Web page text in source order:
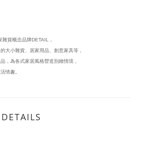
貨概念品牌DETAIL，
大小雜貨、居家用品、創意家具等，
，為各式家居風格營造別緻情境，
情趣。